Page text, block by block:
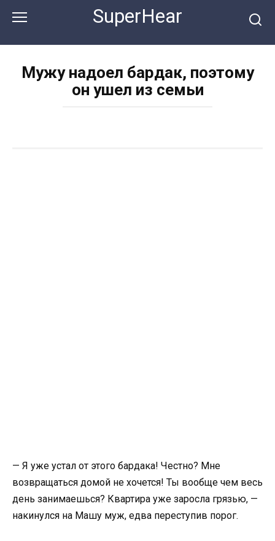
SuperHear
Мужу надоел бардак, поэтому
он ушел из семьи
— Я уже устал от этого бардака! Честно? Мне
возвращаться домой не хочется! Ты вообще чем весь
день занимаешься? Квартира уже заросла грязью, —
накинулся на Машу муж, едва переступив порог.